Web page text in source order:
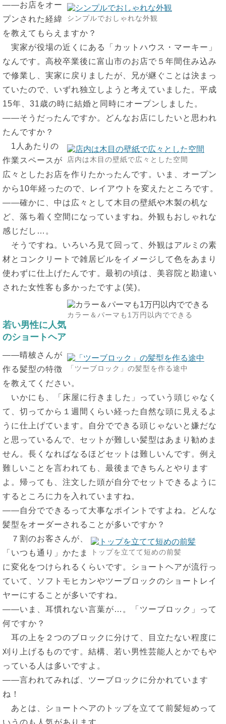
シンプルでおしゃれな外観
――お店をオー
プンされた経緯
を教えてもらえますか？
実家が役場の近くにある「カットハウス・マーキー」
なんです。高校卒業後に富山市のお店で５年間住み込み
で修業し、実家に戻りましたが、兄が継ぐことは決まっ
ていたので、いずれ独立しようと考えていました。平成
15年、31歳の時に結婚と同時にオープンしました。
――そうだったんですか。どんなお店にしたいと思われ
たんですか？
店内は木目の壁紙で広々とした空間
1人あたりの
作業スペースが
広々としたお店を作りたかったんです。いま、オープン
から10年経ったので、レイアウトを変えたところです。
――確かに、中は広々として木目の壁紙や木製の机な
ど、落ち着く空間になっていますね。外観もおしゃれな
感じだし…。
そうですね。いろいろ見て回って、外観はアルミの素
材とコンクリートで雑居ビルをイメージして色をあまり
使わずに仕上げたんです。最初の頃は、美容院と勘違い
された女性客も多かったですよ(笑)。
カラー＆パーマも1万円以内でできる
若い男性に人気
のショートヘア
「ツーブロック」の髪型を作る途中
――晴柀さんが
作る髪型の特徴
を教えてください。
いかにも、「床屋に行きました」っていう頭じゃなく
て、切ってから１週間くらい経った自然な頭に見えるよ
うに仕上げています。自分でできる頭じゃないと嫌だな
と思っているんで、セットが難しい髪型はあまり勧めま
せん。長くなればなるほどセットは難しいんです。例え
難しいことを言われても、最後まできちんとやります
よ。帰っても、注文した頭が自分でセットできるように
するところに力を入れていますね。
――自分でできるって大事なポイントですよね。どんな
髪型をオーダーされることが多いですか？
トップを立てて短めの前髪
７割のお客さんが、
「いつも通り」かたま
に変化をつけられるくらいです。ショートヘアが流行っ
ていて、ソフトモヒカンやツーブロックのショートレイ
ヤーにすることが多いですね。
――いま、耳慣れない言葉が…。「ツーブロック」って
何ですか？
耳の上を２つのブロックに分けて、目立たない程度に
刈り上げるものです。結構、若い男性芸能人とかでもや
っている人は多いですよ。
――言われてみれば、ツーブロックに分かれています
ね！
あとは、ショートヘアのトップを立てて前髪短めって